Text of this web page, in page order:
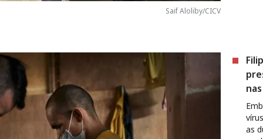
Saif Aloliby/CICV
as